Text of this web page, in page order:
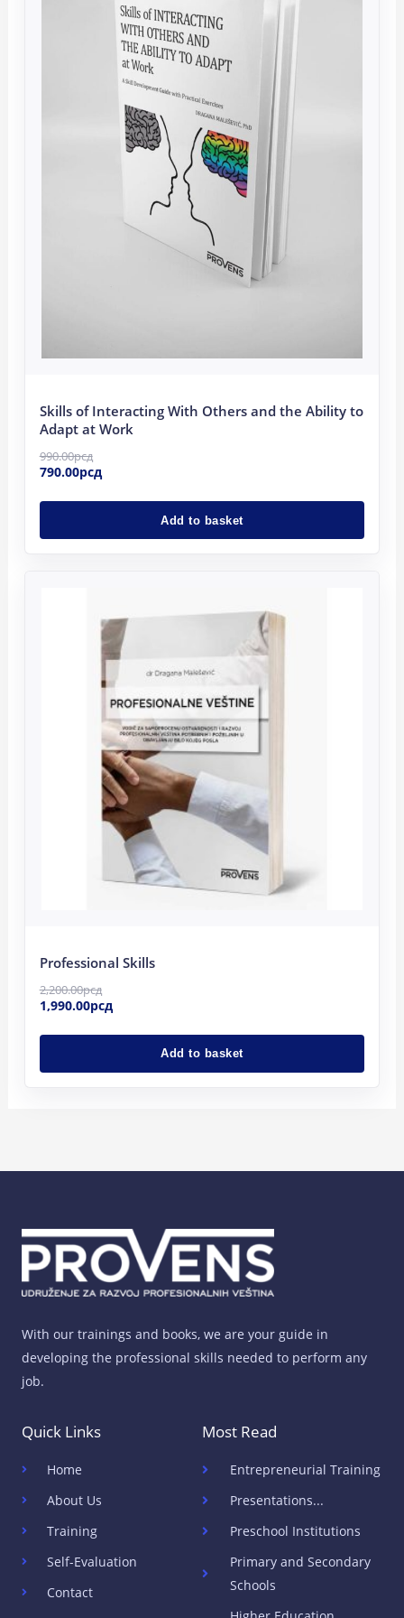
Skills of Interacting With Others and the Ability to
Adapt at Work
990.00рсд
790.00рсд
Add to basket
Professional Skills
2,200.00рсд
2,200.00рсд.
1,990.00рсд
1,990.00рсд.
Add to basket
With our trainings and books, we are your guide in
developing the professional skills needed to perform any
job.
Quick Links
Home
About Us
Training
Self-Evaluation
Contact
Most Read
Entrepreneurial Training
Presentations...
Preschool Institutions
Primary and Secondary
Schools